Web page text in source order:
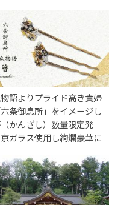
語よりプライド高き貴婦
条御息所」をイメージし
かんざし）数量限定発
ガラス使用し絢爛豪華に